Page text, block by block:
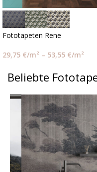
Fototapeten Rene
29,75 €/m² – 53,55 €/m²
Beliebte